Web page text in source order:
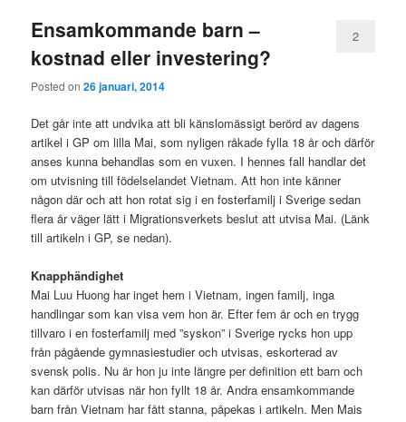
Ensamkommande barn –
kostnad eller investering?
Posted on26 januari, 2014
2
Det går inte att undvika att bli känslomässigt berörd av dagens
artikel i GP om lilla Mai, som nyligen råkade fylla 18 år och därför
anses kunna behandlas som en vuxen. I hennes fall handlar det
om utvisning till födelselandet Vietnam. Att hon inte känner
någon där och att hon rotat sig i en fosterfamilj i Sverige sedan
flera år väger lätt i Migrationsverkets beslut att utvisa Mai. (Länk
till artikeln i GP, se nedan).
Knapphändighet
Mai Luu Huong har inget hem i Vietnam, ingen familj, inga
handlingar som kan visa vem hon är. Efter fem år och en trygg
tillvaro i en fosterfamilj med ”syskon” i Sverige rycks hon upp
från pågående gymnasiestudier och utvisas, eskorterad av
svensk polis. Nu är hon ju inte längre per definition ett barn och
kan därför utvisas när hon fyllt 18 år. Andra ensamkommande
barn från Vietnam har fått stanna, påpekas i artikeln. Men Mais